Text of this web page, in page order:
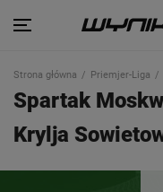
Strona główna Priemjer-Liga
Spartak
Krylja